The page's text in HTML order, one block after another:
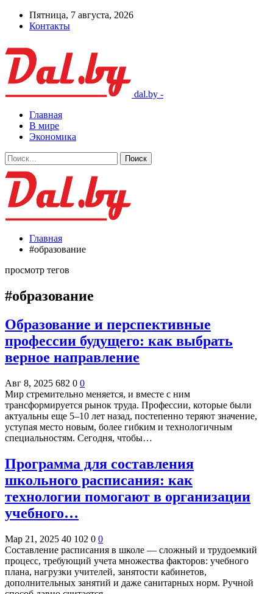
Пятница, 7 августа, 2026
Контакты
dal.by -
Главная
В мире
Экономика
Главная
#образование
просмотр тегов
#образование
Образование и перспективные
профессии будущего: как выбрать
верное направление
Авг 8, 2025 682 0 0
Мир стремительно меняется, и вместе с ним
трансформируется рынок труда. Профессии, которые были
актуальны еще 5–10 лет назад, постепенно теряют значение,
уступая место новым, более гибким и технологичным
специальностям. Сегодня, чтобы…
Программа для составления
школьного расписания: как
технологии помогают в организации
учебного…
Мар 21, 2025 40 102 0 0
Составление расписания в школе — сложный и трудоемкий
процесс, требующий учета множества факторов: учебного
плана, нагрузки учителей, занятости кабинетов,
дополнительных занятий и даже санитарных норм. Ручной